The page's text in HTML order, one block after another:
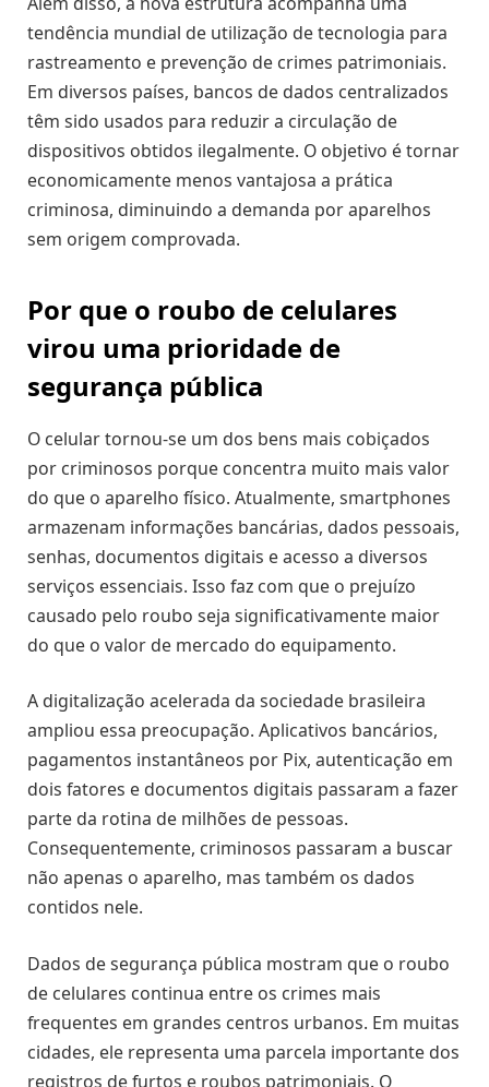
tendência mundial de utilização de tecnologia para
rastreamento e prevenção de crimes patrimoniais.
Em diversos países, bancos de dados centralizados
têm sido usados para reduzir a circulação de
dispositivos obtidos ilegalmente. O objetivo é tornar
economicamente menos vantajosa a prática
criminosa, diminuindo a demanda por aparelhos
sem origem comprovada.
Por que o roubo de celulares
virou uma prioridade de
segurança pública
O celular tornou-se um dos bens mais cobiçados
por criminosos porque concentra muito mais valor
do que o aparelho físico. Atualmente, smartphones
armazenam informações bancárias, dados pessoais,
senhas, documentos digitais e acesso a diversos
serviços essenciais. Isso faz com que o prejuízo
causado pelo roubo seja significativamente maior
do que o valor de mercado do equipamento.
A digitalização acelerada da sociedade brasileira
ampliou essa preocupação. Aplicativos bancários,
pagamentos instantâneos por Pix, autenticação em
dois fatores e documentos digitais passaram a fazer
parte da rotina de milhões de pessoas.
Consequentemente, criminosos passaram a buscar
não apenas o aparelho, mas também os dados
contidos nele.
Dados de segurança pública mostram que o roubo
de celulares continua entre os crimes mais
frequentes em grandes centros urbanos. Em muitas
cidades, ele representa uma parcela importante dos
registros de furtos e roubos patrimoniais. O